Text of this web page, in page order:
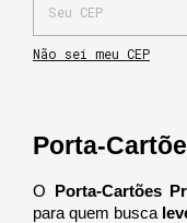
Não sei meu CEP
Porta-
O Porta-Cartões
para quem busca